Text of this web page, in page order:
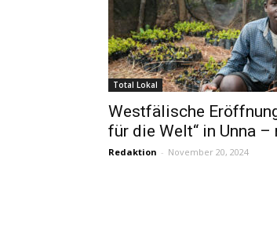
Total Lokal
Westfälische
für die Welt“ in Unna –
Redaktion - November 20, 2024